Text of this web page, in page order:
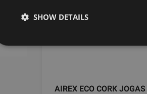
AIREX ECO CORK JOGAS
SHOW DETAILS